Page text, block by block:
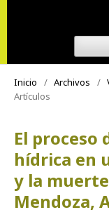
Inicio / Archivos /
Artículos
El proceso
hídrica en
y la
Mendoza,